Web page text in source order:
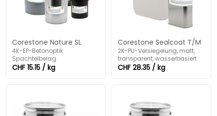
Corestone Nature SL
4K-EP-Betonoptik
Spachtelbelag.
CHF 15.15 / kg
Corestone Sealcoat T/M
2K-PU-Versiegelung, matt,
transparent, wasserbasiert.
CHF 28.35 / kg